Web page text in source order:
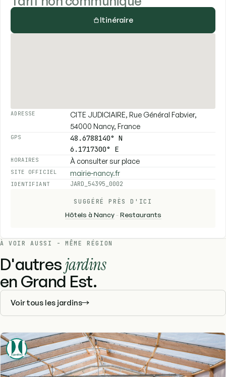
Itinéraire
ADRESSE
CITE JUDICIAIRE, Rue Général Fabvier,
54000 Nancy, France
GPS
48.6788140° N
6.1717300° E
HORAIRES À consulter sur place
SITE OFFICIEL mairie-nancy.fr
IDENTIFIANT JARD_54395_0002
SUGGÉRÉ PRÈS D'ICI
Hôtels à Nancy -Restaurants
À VOIR AUSSI - MÊME RÉGION
D'autresjardins
en Grand Est.
Voir tous les jardins